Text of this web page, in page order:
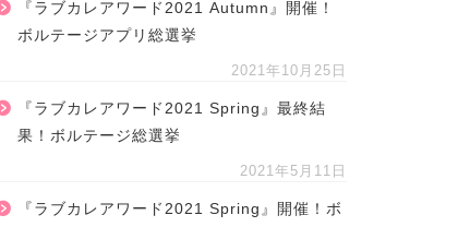
『ラブカレアワード2021 Autumn』開催！
ボルテージアプリ総選挙
2021年10月25日
『ラブカレアワード2021 Spring』最終結
果！ボルテージ総選挙
2021年5月11日
『ラブカレアワード2021 Spring』開催！ボ